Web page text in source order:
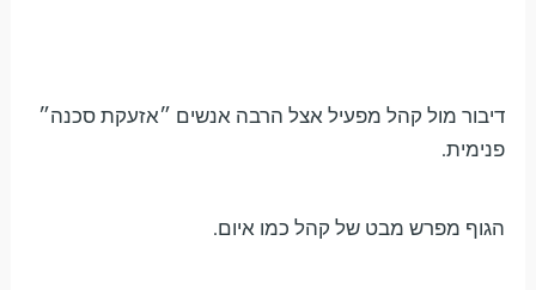
דיבור מול קהל מפעיל אצל הרבה אנשים ״אזעקת סכנה״
פנימית.
הגוף מפרש מבט של קהל כמו איום.